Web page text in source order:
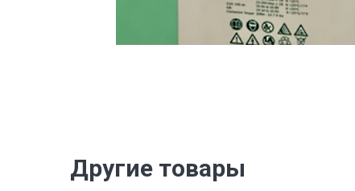
Другие товары